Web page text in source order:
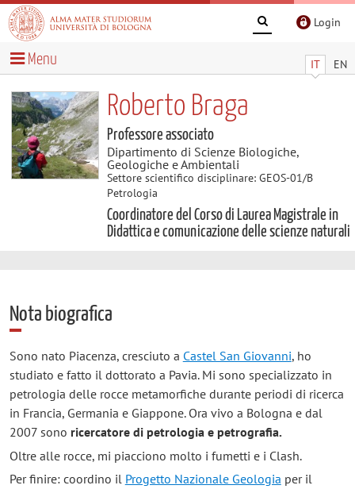
Login
IT EN
Menu
Roberto Braga
Professore associato
Dipartimento di Scienze Biologiche,
Geologiche e Ambientali
Settore scientifico disciplinare: GEOS-01/B
Petrologia
Coordinatore del Corso di Laurea Magistrale in
Didattica e comunicazione delle scienze naturali
Nota biografica
Sono nato Piacenza, cresciuto a Castel San Giovanni, ho
studiato e fatto il dottorato a Pavia. Mi sono specializzato in
petrologia delle rocce metamorfiche durante periodi di ricerca
in Francia, Germania e Giappone. Ora vivo a Bologna e dal
2007 sono ricercatore di petrologia e petrografia.
Oltre alle rocce, mi piacciono molto i fumetti e i Clash.
Per finire: coordino il Progetto Nazionale Geologia per il